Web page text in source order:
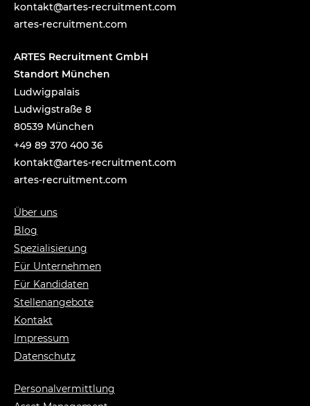
moc.t
nemti
urcer
-setr
a@tka
tnok
artes-recruitment.com
ARTES Recruitment GmbH
Standort München
Ludwigpalais
Ludwigstraße 8
80539 München
+49 89 370 400 36
moc.t
nemti
urcer
-setr
a@tka
tnok
artes-recruitment.com
Über uns
Blog
Spezialisierung
Für Unternehmen
Für Kandidaten
Stellenangebote
Kontakt
Impressum
Datenschutz
Personalvermittlung